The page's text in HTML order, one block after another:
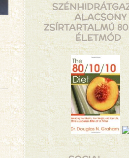
ALACSONY
ZSÍRTARTALMÚ
ÉLETMÓD